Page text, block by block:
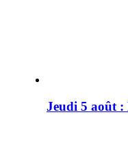
Jeudi 5 août